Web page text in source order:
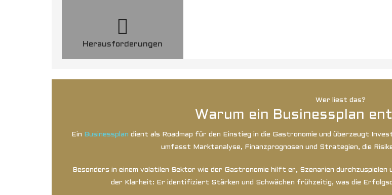
Herausforderungen
Wer liest das?
Warum ein Businessplan
Ein Businessplan dient als Roadmap für den Einstieg in die Gastronomie und überzeugt
umfasst Marktanalyse, Finanzprognosen und Strategien, die
Besonders in einem volatilen Sektor wie der Gastronomie hilft er, Szenarien
der Klarheit: Er identifiziert Stärken und Schwächen frühzeitig, was die